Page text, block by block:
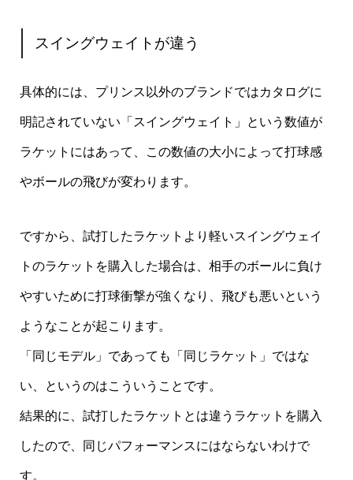
スイングウェイトが違う
具体的には、プリンス以外のブランドではカタログに
明記されていない「スイングウェイト」という数値が
ラケットにはあって、この数値の大小によって打球感
やボールの飛びが変わります。
ですから、試打したラケットより軽いスイングウェイ
トのラケットを購入した場合は、相手のボールに負け
やすいために打球衝撃が強くなり、飛びも悪いという
ようなことが起こります。
「同じモデル」であっても「同じラケット」ではな
い、というのはこういうことです。
結果的に、試打したラケットとは違うラケットを購入
したので、同じパフォーマンスにはならないわけで
す。